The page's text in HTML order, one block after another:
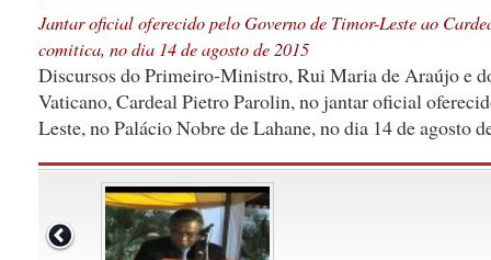
Jantar oficial oferecido pelo Governo de Timor-Leste ao
comitica, no dia 14 de agosto de 2015
Discursos do Primeiro-Ministro, Rui Maria de Araújo e
Vaticano, Cardeal Pietro Parolin, no jantar oficial
Leste, no Palácio Nobre de Lahane, no dia 14 de agosto